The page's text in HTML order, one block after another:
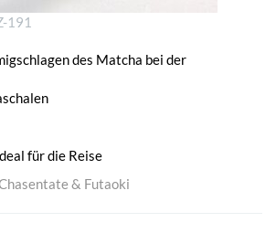
191
des Matcha bei der
für die Reise
& Futaoki